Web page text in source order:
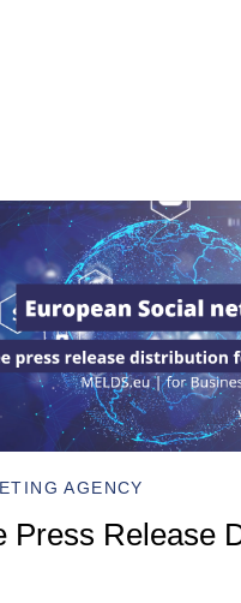
AGENCY
Press Release